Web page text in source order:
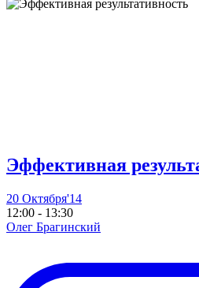
Эффективная
20 Октября'14
12:00 - 13:30
Олег Брагинский